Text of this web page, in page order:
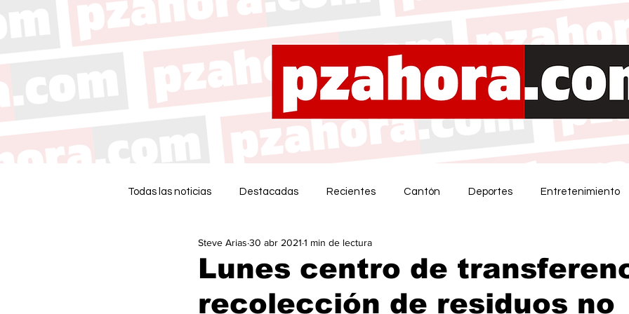
Todas las noticias Destacadas Recientes Cantón Deportes Entretenimiento
Lunes centro de
recolección de residuos no
Steve Arias 30 abr 2021 1 min de lectura